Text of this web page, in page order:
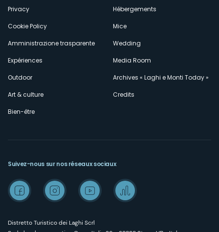
Privacy
Cookie Policy
Amministrazione trasparente
Expériences
Outdoor
Art & culture
Bien-être
Hébergements
Mice
Wedding
Media Room
Archives « Laghi e Monti Today »
Credits
Distretto Turistico dei Laghi Scrl
Suivez-nous sur nos réseaux sociaux